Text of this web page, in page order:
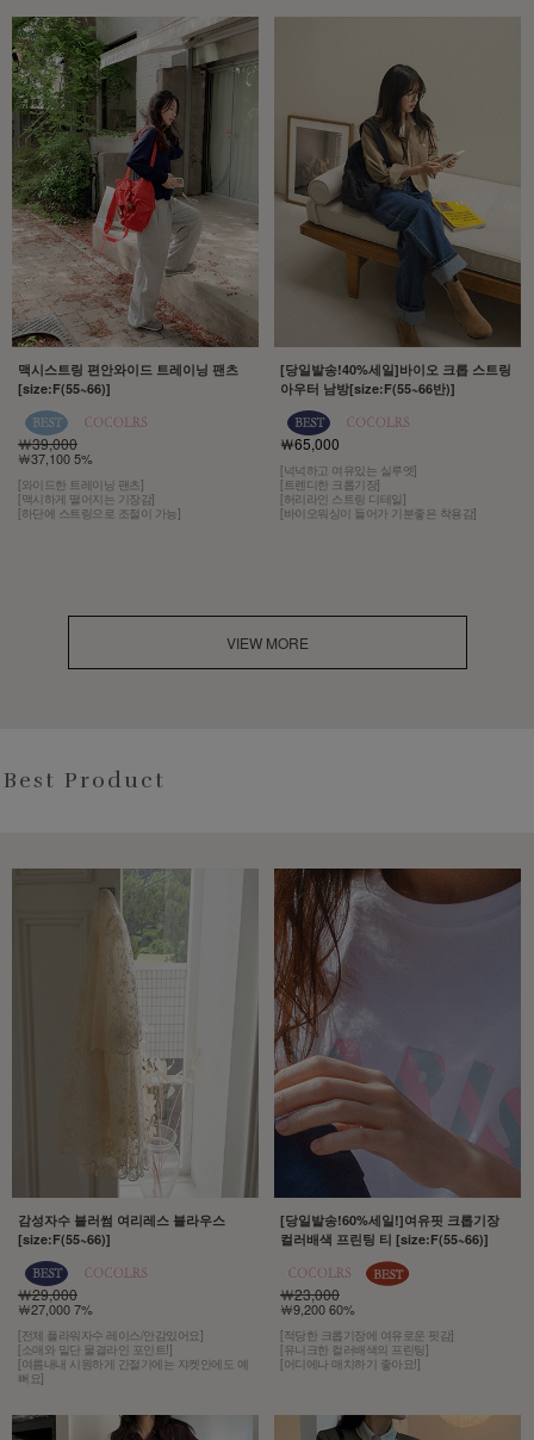
맥시스트링 편안와이드 트레이닝 팬츠
[size:F(55~66)]
￦39,000
￦37,100 5%
[와이드한 트레이닝 팬츠]
[맥시하게 떨어지는 기장감]
[하단에 스트링으로 조절이 가능]
[당일발송!40%세일]바이오 크롭 스트링
아우터 남방[size:F(55~66반)]
￦65,000
[넉넉하고 여유있는 실루엣]
[트렌디한 크롭기장]
[허리라인 스트링 디테일]
[바이오워싱이 들어가 기분좋은 착용감]
VIEW MORE
Best Product
감성자수 블러썸 여리레스 블라우스
[size:F(55~66)]
￦29,000
￦27,000 7%
[전체 플라워자수 레이스/안감있어요]
[소매와 밑단 물결라인 포인트!]
[여름내내 시원하게 간절기에는 쟈켓안에도 예
뻐요]
[당일발송!60%세일!]여유핏 크롭기장
컬러배색 프린팅 티 [size:F(55~66)]
￦23,000
￦9,200 60%
[적당한 크롭기장에 여유로운 핏감]
[유니크한 컬러배색의 프린팅]
[어디에나 매치하기 좋아요!]